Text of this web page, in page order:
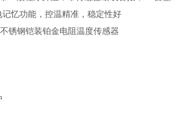
忆功能，控温精准，稳定性好
锈钢铠装铂金电阻温度传感器